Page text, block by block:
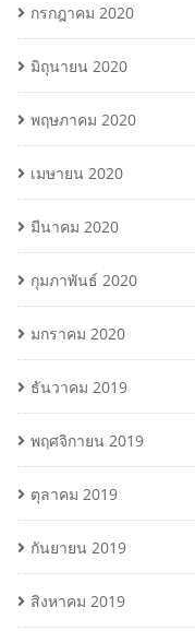
กรกฎาคม 2020
มิถุนายน 2020
พฤษภาคม 2020
เมษายน 2020
มีนาคม 2020
กุมภาพันธ์ 2020
มกราคม 2020
ธันวาคม 2019
พฤศจิกายน 2019
ตุลาคม 2019
กันยายน 2019
สิงหาคม 2019